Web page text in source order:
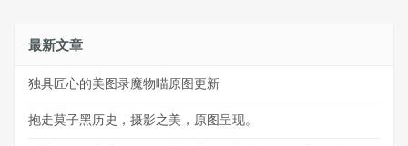
最新文章
独具匠心的美图录魔物喵原图更新
抱走莫子黑历史，摄影之美，原图呈现。